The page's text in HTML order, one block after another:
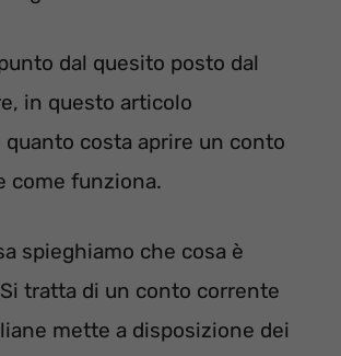
dal quesito posto dal
in questo articolo
costa aprire un conto
come funziona.
spieghiamo che cosa è
tratta di un conto corrente
mette a disposizione dei